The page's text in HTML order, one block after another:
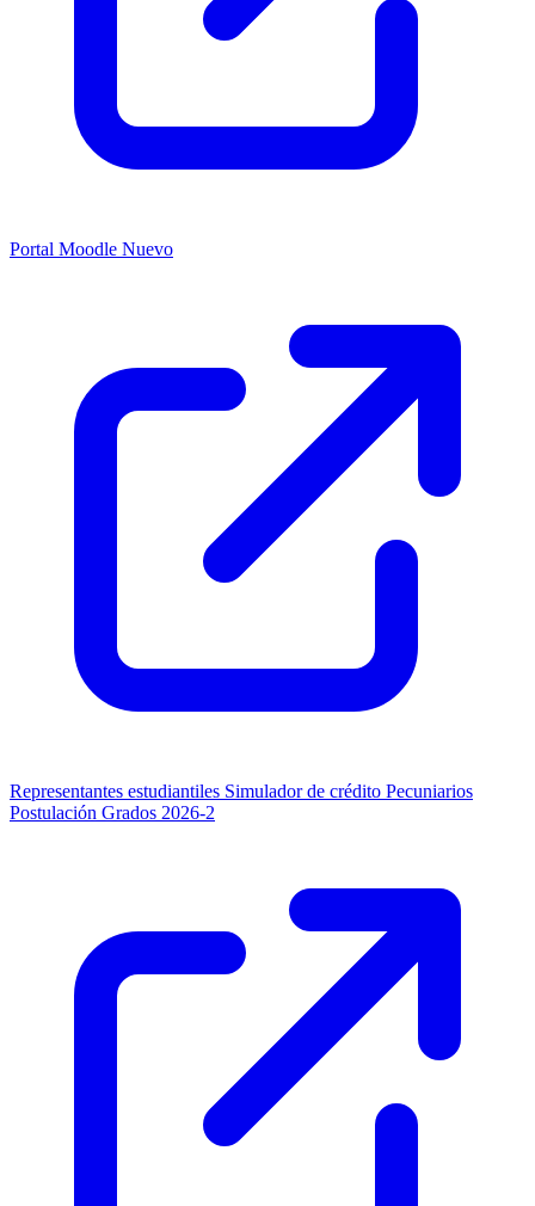
Portal Moodle Nuevo
Representantes estudiantiles Simulador de crédito Pecuniarios
Postulación Grados 2026-2